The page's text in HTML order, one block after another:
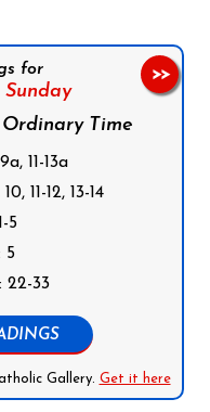
for
Sunday
Time
11-13a
11-12, 13-14
5
5
22-33
Gallery. Get it here
>>